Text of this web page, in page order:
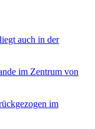
auch in der
im Zentrum von
im